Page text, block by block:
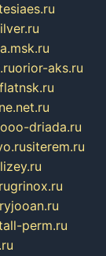
orior-aks.ru
flatnsk.ru
ooo-driada.ru
siterem.ru
grinox.ru
perm.ru